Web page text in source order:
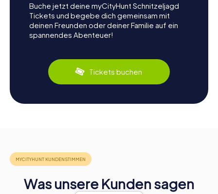
Buche jetzt deine myCityHunt Schnitzeljagd
Tickets und begebe dich gemeinsam mit
deinen Freunden oder deiner Familie auf ein
spannendes Abenteuer!
Tickets buchen
Was unsere Kunden sagen